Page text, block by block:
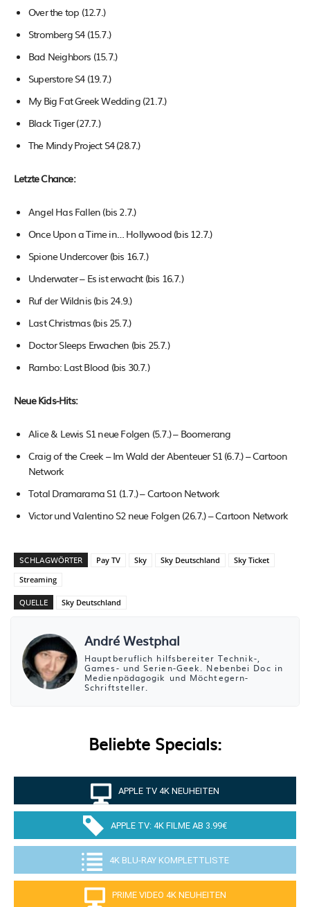
Over the top (12.7.)
Stromberg S4 (15.7.)
Bad Neighbors (15.7.)
Superstore S4 (19.7.)
My Big Fat Greek Wedding (21.7.)
Black Tiger (27.7.)
The Mindy Project S4 (28.7.)
Letzte Chance:
Angel Has Fallen (bis 2.7.)
Once Upon a Time in… Hollywood (bis 12.7.)
Spione Undercover (bis 16.7.)
Underwater – Es ist erwacht (bis 16.7.)
Ruf der Wildnis (bis 24.9.)
Last Christmas (bis 25.7.)
Doctor Sleeps Erwachen (bis 25.7.)
Rambo: Last Blood (bis 30.7.)
Neue Kids-Hits:
Alice & Lewis S1 neue Folgen (5.7.) – Boomerang
Craig of the Creek – Im Wald der Abenteuer S1 (6.7.) – Cartoon
Network
Total Dramarama S1 (1.7.) – Cartoon Network
Victor und Valentino S2 neue Folgen (26.7.) – Cartoon Network
SCHLAGWÖRTER Pay TV Sky Sky Deutschland
Sky Ticket
Streaming
QUELLE Sky Deutschland
André Westphal
Hauptberuflich hilfsbereiter Technik-,
Games- und Serien-Geek. Nebenbei Doc in
Medienpädagogik und Möchtegern-
Schriftsteller.
Beliebte Specials:
APPLE TV 4K NEUHEITEN
APPLE TV: 4K FILME AB 3.99€
4K BLU-RAY KOMPLETTLISTE
PRIME VIDEO 4K NEUHEITEN